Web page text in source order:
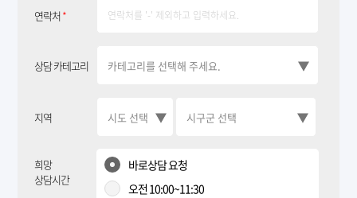
연락처*
상담 카테고리
지역
희망
상담시간
바로상담 요청
오전 10:00~11:30